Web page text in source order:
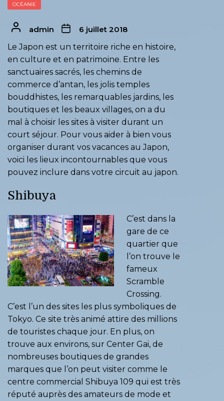
OCÉANIE
admin
6 juillet 2018
Le Japon est un territoire riche en histoire,
en culture et en patrimoine. Entre les
sanctuaires sacrés, les chemins de
commerce d’antan, les jolis temples
bouddhistes, les remarquables jardins, les
boutiques et les beaux villages, on a du
mal à choisir les sites à visiter durant un
court séjour. Pour vous aider à bien vous
organiser durant vos vacances au Japon,
voici les lieux incontournables que vous
pouvez inclure dans votre circuit au japon.
Shibuya
C’est dans la
gare de ce
quartier que
l’on trouve le
fameux
Scramble
Crossing.
C’est l’un des sites les plus symboliques de
Tokyo. Ce site très animé attire des millions
de touristes chaque jour. En plus, on
trouve aux environs, sur Center Gai, de
nombreuses boutiques de grandes
marques que l’on peut visiter comme le
centre commercial Shibuya 109 qui est très
réputé auprès des amateurs de mode et